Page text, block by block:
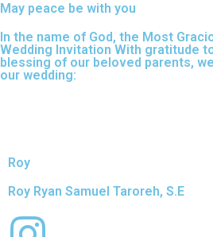
May peace be with you
In the name of God, the Most
Wedding Invitation With gratitude
blessing of our beloved parents,
our wedding:
Roy
Roy Ryan Samuel Taroreh, S.E